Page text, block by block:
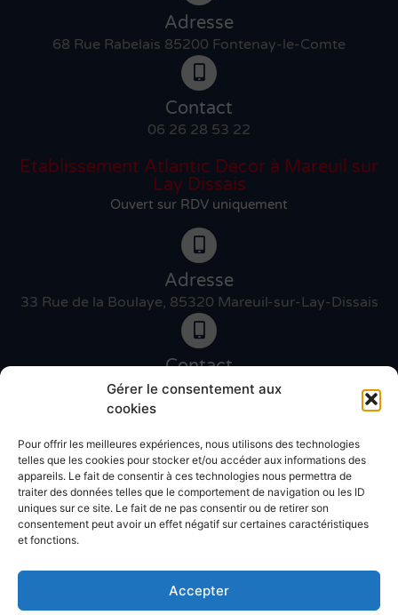
Gérer le consentement aux
cookies
Pour offrir les meilleures expériences, nous utilisons des technologies
telles que les cookies pour stocker et/ou accéder aux informations des
appareils. Le fait de consentir à ces technologies nous permettra de
traiter des données telles que le comportement de navigation ou les ID
uniques sur ce site. Le fait de ne pas consentir ou de retirer son
consentement peut avoir un effet négatif sur certaines caractéristiques
et fonctions.
Accepter
Adresse
68 Rue Rabelais 85200 Fontenay-le-Comte
Contact
06 26 28 53 22
Etablissement Atlantic Décor à Mareuil sur
Lay Dissais
Ouvert sur RDV uniquement
Adresse
33 Rue de la Boulaye, 85320 Mareuil-sur-Lay-Dissais
Contact
06 46 27 89 83
Contact
02 51 30 31 09
Devis gratuit